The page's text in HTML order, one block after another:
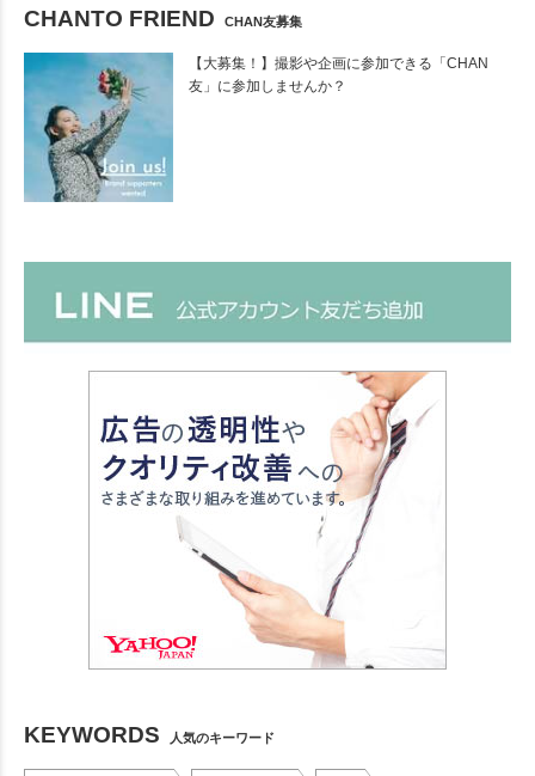
CHANTO FRIEND CHAN友募集
【大募集！】撮影や企画に参加できる「CHAN
友」に参加しませんか？
KEYWORDS 人気のキーワード